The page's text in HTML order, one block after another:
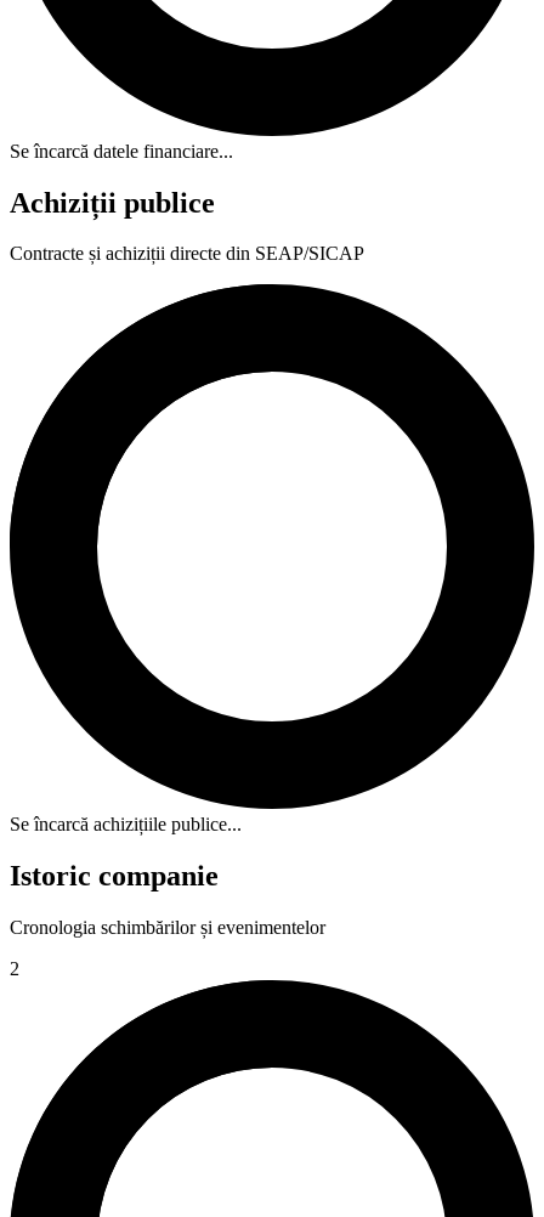
Se încarcă datele financiare...
Achiziții publice
Contracte și achiziții directe din SEAP/SICAP
Se încarcă achizițiile publice...
Istoric companie
Cronologia schimbărilor și evenimentelor
2